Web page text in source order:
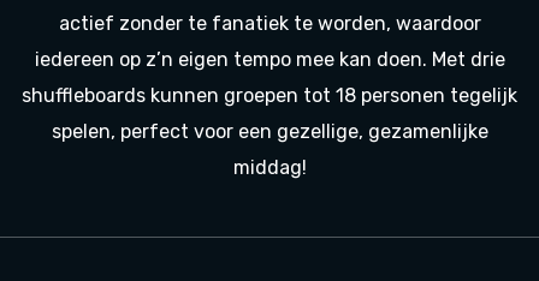
actief zonder te fanatiek te worden, waardoor
iedereen op z’n eigen tempo mee kan doen. Met drie
shuffleboards kunnen groepen tot 18 personen tegelijk
spelen, perfect voor een gezellige, gezamenlijke
middag!